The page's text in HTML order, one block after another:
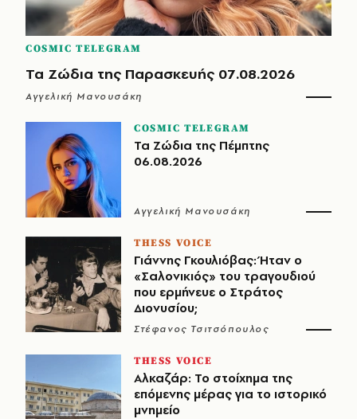
COSMIC TELEGRAM
Τα Ζώδια της Παρασκευής 07.08.2026
Αγγελική Μανουσάκη
COSMIC TELEGRAM
Τα Ζώδια της Πέμπτης
06.08.2026
Αγγελική Μανουσάκη
THESS VOICE
Γιάννης Γκουλιόβας: Ήταν ο
«Σαλονικιός» του τραγουδιού
που ερμήνευε ο Στράτος
Διονυσίου;
Στέφανος Τσιτσόπουλος
THESS VOICE
Αλκαζάρ: Το στοίχημα της
επόμενης μέρας για το ιστορικό
μνημείο